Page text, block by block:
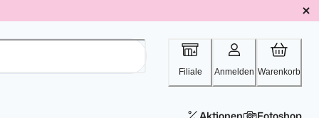
Filiale Anmelden Warenkorb
Aktionen Fotoshop